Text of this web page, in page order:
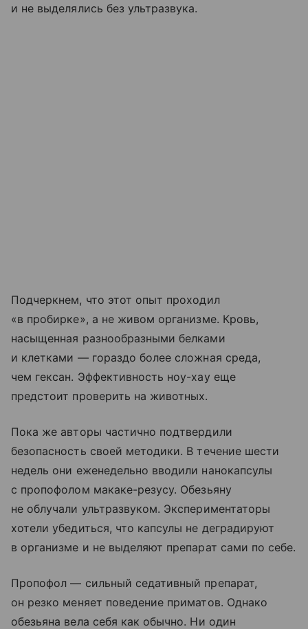
и не выделялись без ультразвука.
Подчеркнем, что этот опыт проходил
«в пробирке», а не живом организме. Кровь,
насыщенная разнообразными белками
и клетками — гораздо более сложная среда,
чем гексан. Эффективность ноу-хау еще
предстоит проверить на животных.
Пока же авторы частично подтвердили
безопасность своей методики. В течение шести
недель они еженедельно вводили нанокапсулы
с пропофолом макаке-резусу. Обезьяну
не облучали ультразвуком. Экспериментаторы
хотели убедиться, что капсулы не деградируют
в организме и не выделяют препарат сами по себе.
Пропофол — сильный седативный препарат,
он резко меняет поведение приматов. Однако
обезьяна вела себя как обычно. Ни один